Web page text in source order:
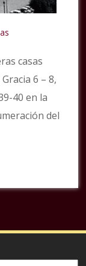
casas
6 – 8,
40 en la
del